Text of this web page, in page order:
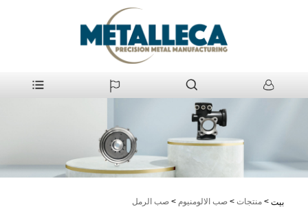
بيت > منتجات > صب الالومنيوم > صب الرمل